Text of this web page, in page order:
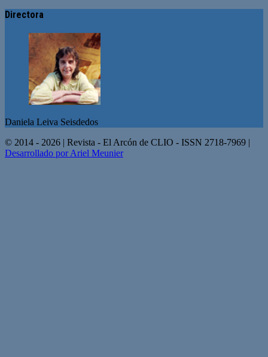
Directora
Daniela Leiva Seisdedos
© 2014 - 2026 | Revista - El Arcón de CLIO - ISSN 2718-7969 |
Desarrollado por Ariel Meunier